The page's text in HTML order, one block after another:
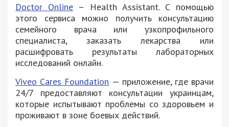
Doctor Online – Health Assistant. С помощью
этого сервиса можно получить консультацию
семейного врача или узкопрофильного
специалиста, заказать лекарства или
расшифровать результаты лабораторных
исследований онлайн.
Viveo Cares Foundation — приложение, где врачи
24/7 предоставляют консультации украинцам,
которые испытывают проблемы со здоровьем и
проживают в зоне боевых действий.